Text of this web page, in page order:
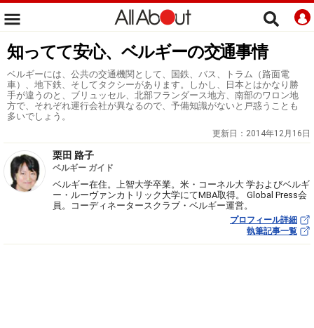
知ってて安心、ベルギーの交通事情
ベルギーには、公共の交通機関として、国鉄、バス、トラム（路面電
車）、地下鉄、そしてタクシーがあります。しかし、日本とはかなり勝
手が違うのと、ブリュッセル、北部フランダース地方、南部のワロン地
方で、それぞれ運行会社が異なるので、予備知識がないと戸惑うことも
多いでしょう。
更新日： 2014年12月16日
栗田 路子
ベルギー ガイド
ベルギー在住。上智大学卒業。米・コーネル大 学およびベルギ
ー・ルーヴァンカトリック大学にてMBA取得。 Global Press会
員。コーディネータースクラブ・ベルギー運営。
プロフィール詳細
執筆記事一覧